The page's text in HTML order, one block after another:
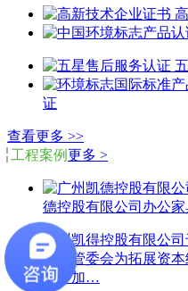
证
查看更多 >>
工程案例更多 >
德控股有限公司办公
广州凯得控股有限公
发区管委会为拓展资
构，加…